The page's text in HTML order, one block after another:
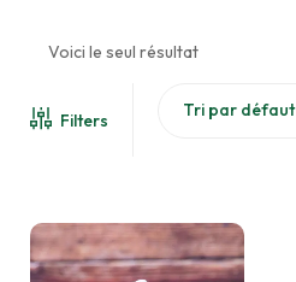
Voici le seul résultat
Filters Tri par défaut